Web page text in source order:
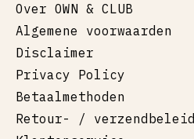
Over OWN & CLUB
Algemene voorwaarden
Disclaimer
Privacy Policy
Betaalmethoden
Retour- / verzendbeleid